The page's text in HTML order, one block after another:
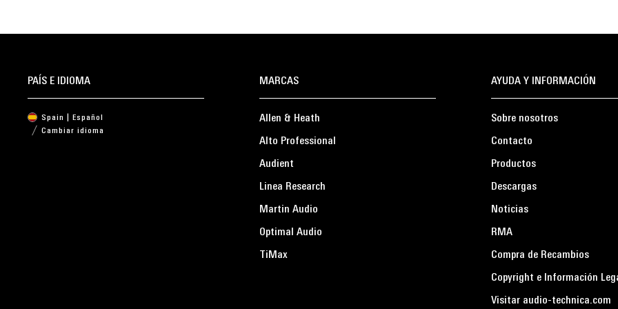
MARCAS
Allen & Heath
Alto Professional
Audient
Linea Research
Martin Audio
Optimal Audio
TiMax
AYUDA Y INFORMACIÓN
Sobre nosotros
Contacto
Productos
Descargas
Noticias
RMA
Compra de Recambios
Copyright e Información
Visitar audio-technica.com
PAÍS E IDIOMA
Spain | Español
Cambiar idioma